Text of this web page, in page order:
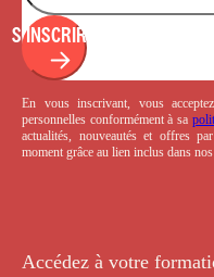
S'INSCRIRE
En vous inscrivant, vous
personnelles conformément à sa
actualités, nouveautés et offres
moment grâce au lien inclus dans nos
Accédez à votre